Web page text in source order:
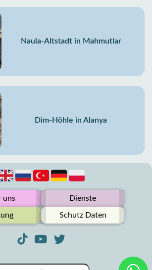
Naula-Altstadt in Mahmutlar
Dim-Höhle in Alanya
uns Dienste
Schutz Daten